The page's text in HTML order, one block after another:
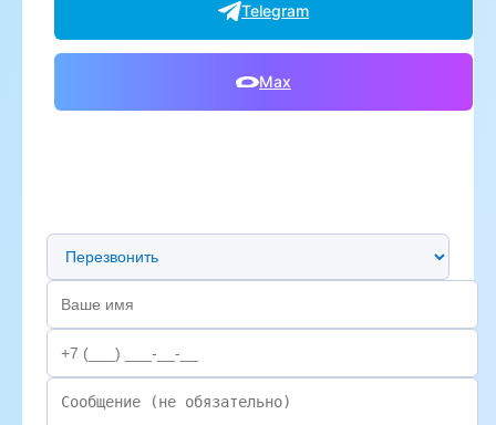
Telegram
Max
Предпочтительный способ связи